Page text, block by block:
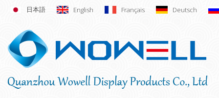
日本語 English Français Deutsch